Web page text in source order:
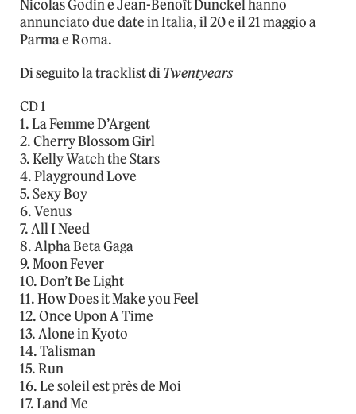
Nicolas Godin e Jean-Benoît Dunckel hanno
annunciato due date in Italia, il 20 e il 21 maggio a
Parma e Roma.
Di seguito la tracklist diTwentyears
CD 1
1. La Femme D’Argent
2. Cherry Blossom Girl
3. Kelly Watch the Stars
4. Playground Love
5. Sexy Boy
6. Venus
7. All I Need
8. Alpha Beta Gaga
9. Moon Fever
10. Don’t Be Light
11. How Does it Make you Feel
12. Once Upon A Time
13. Alone in Kyoto
14. Talisman
15. Run
16. Le soleil est près de Moi
17. Land Me